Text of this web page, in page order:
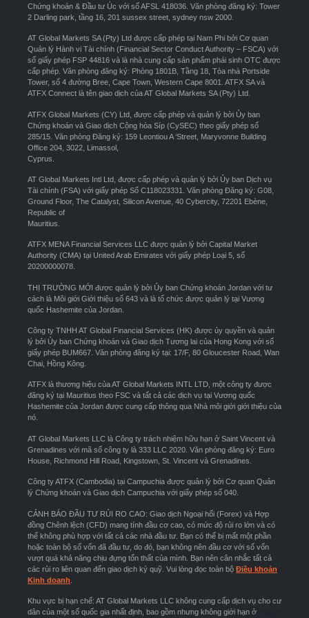
Chứng khoán & Đầu tư Úc với số AFSL 418036. Văn phòng đăng ký: Tower
2 Darling park, tầng 16, 201 sussex street, sydney nsw 2000.
AT Global Markets SA (Pty) Ltd được cấp phép tại Nam Phi bởi Cơ quan
Quản lý Hành vi Tài chính (Financial Sector Conduct Authority – FSCA) với
số giấy phép FSP 44816 và là nhà cung cấp sản phẩm phái sinh OTC được
cấp phép. Văn phòng đăng ký: Phòng 1801B, Tầng 18, Tòa nhà Portside
Tower, số 4 đường Bree, Cape Town, Western Cape 8001. ATFX SA và
ATFX Connect là tên giao dịch của AT Global Markets SA (Pty) Ltd.
ATFX Global Markets (CY) Ltd, được cấp phép và quản lý bởi Ủy ban
Chứng khoán và Giao dịch Cộng hòa Síp (CySEC) theo giấy phép số
285/15. Văn phòng Đăng ký: 159 Leontiou A ‘Street, Maryvonne Building
Office 204, 3022, Limassol,
Cyprus.
AT Global Markets Intl Ltd, được cấp phép và quản lý bởi Ủy ban Dịch vụ
Tài chính (FSA) với giấy phép Số C118023331. Văn phòng Đăng ký: G08,
Ground Floor, The Catalyst, Silicon Avenue, 40 Cybercity, 72201 Ebène,
Republic of
Mauritius.
ATFX MENA Financial Services LLC được quản lý bởi Capital Market
Authority (CMA) tại United Arab Emirates với giấy phép Loại 5, số
20200000078.
THỊ TRƯỜNG MỚI được quản lý bởi Ủy ban Chứng khoán Jordan với tư
cách là Môi giới Giới thiệu số 643 và là tổ chức được quản lý tại Vương
quốc Hashemite của Jordan.
Công ty TNHH AT Global Financial Services (HK) được ủy quyền và quản
lý bởi Ủy ban Chứng khoán và Giao dịch Tương lai của Hong Kong với số
giấy phép BUM667. Văn phòng đăng ký tại: 17/F, 80 Gloucester Road, Wan
Chai, Hồng Kông.
ATFX là thương hiệu của AT Global Markets INTL LTD, một công ty được
đăng ký tại Mauritius theo FSC và tất cả các dịch vụ tại Vương quốc
Hashemite của Jordan được cung cấp thông qua Nhà môi giới giới thiệu của
nó.
AT Global Markets LLC là Công ty trách nhiệm hữu hạn ở Saint Vincent và
Grenadines với mã số công ty là 333 LLC 2020. Văn phòng đăng ký: Euro
House, Richmond Hill Road, Kingstown, St. Vincent và Grenadines.
Công ty ATFX (Cambodia) tại Campuchia được quản lý bởi Cơ quan Quản
lý Chứng khoán và Giao dịch Campuchia với giấy phép số 040.
CẢNH BÁO ĐẦU TƯ RỦI RO CAO: Giao dịch Ngoại hối (Forex) và Hợp
đồng Chênh lệch (CFD) mang tính đầu cơ cao, có mức độ rủi ro lớn và có
thể không phù hợp với tất cả các nhà đầu tư. Bạn có thể bị mất một phần
hoặc toàn bộ số vốn đã đầu tư, do đó, bạn không nên đầu cơ với số vốn
vượt quá khả năng chịu đựng tổn thất của mình. Bạn nên cân nhắc tất cả
các rủi ro liên quan đến giao dịch ký quỹ. Vui lòng đọc toàn bộ Điều khoản
Kinh doanh
Khu vực bị hạn chế: AT Global Markets LLC không cung cấp dịch vụ cho cư
dân của một số quốc gia nhất định, bao gồm nhưng không giới hạn ở